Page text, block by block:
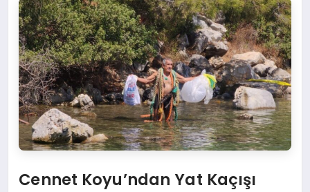
Cennet Koyu’ndan Yat Kaçışı